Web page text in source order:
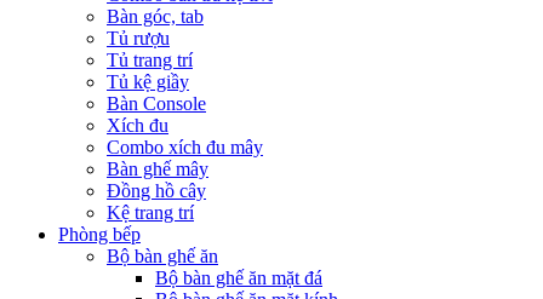
Bàn góc, tab
Tủ rượu
Tủ trang trí
Tủ kệ giầy
Bàn Console
Xích đu
Combo xích đu mây
Bàn ghế mây
Đồng hồ cây
Kệ trang trí
Phòng bếp
Bộ bàn ghế ăn
Bộ bàn ghế ăn mặt đá